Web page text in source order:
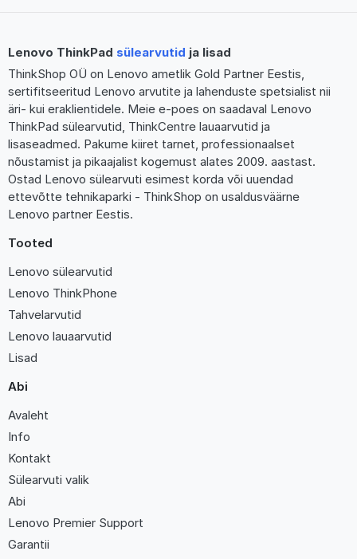
Lenovo ThinkPad sülearvutid ja lisad
ThinkShop OÜ on Lenovo ametlik Gold Partner Eestis,
sertifitseeritud Lenovo arvutite ja lahenduste spetsialist nii
äri- kui eraklientidele. Meie e-poes on saadaval Lenovo
ThinkPad sülearvutid, ThinkCentre lauaarvutid ja
lisaseadmed. Pakume kiiret tarnet, professionaalset
nõustamist ja pikaajalist kogemust alates 2009. aastast.
Ostad Lenovo sülearvuti esimest korda või uuendad
ettevõtte tehnikaparki - ThinkShop on usaldusväärne
Lenovo partner Eestis.
Tooted
Lenovo sülearvutid
Lenovo ThinkPhone
Tahvelarvutid
Lenovo lauaarvutid
Lisad
Abi
Avaleht
Info
Kontakt
Sülearvuti valik
Abi
Lenovo Premier Support
Garantii